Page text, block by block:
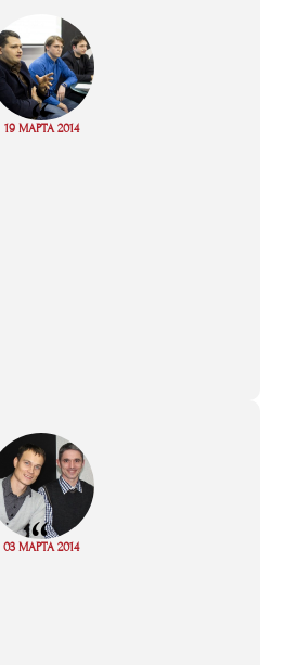
“
19 МАРТА 2014
Read
“
03 МАРТА 2014
Read